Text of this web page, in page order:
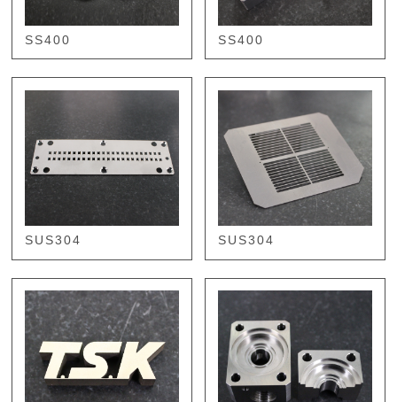
SS400 SS400
SUS304 SUS304